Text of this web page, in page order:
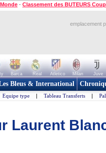
- Classement des BUTEURS
emplacement
Barca Real Atletico Milan Juve
Bleus & International
Equipe type | Tableau Transferts |
Laurent